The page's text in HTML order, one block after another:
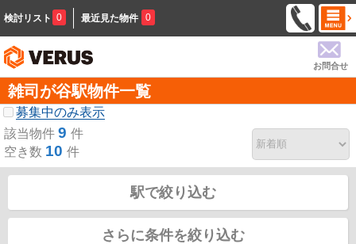
検討リスト 0 最近見た物件 0
お問合せ
雑司が谷駅物件一覧
募集中のみ表示
該当物件 9 件
空き数 10 件
駅で絞り込む
さらに条件を絞り込む